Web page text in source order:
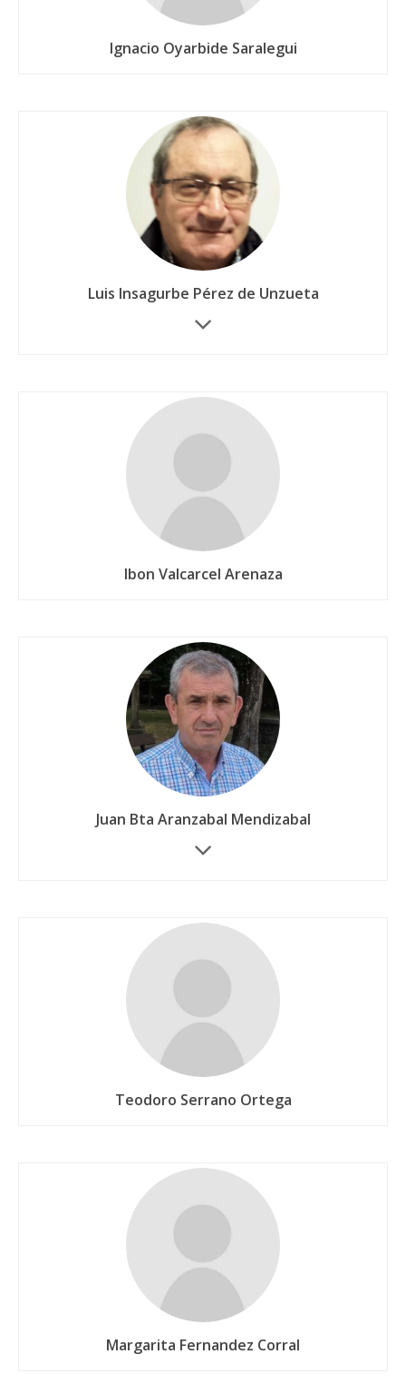
Ignacio Oyarbide Saralegui
Luis Insagurbe Pérez de Unzueta
Ibon Valcarcel Arenaza
Juan Bta Aranzabal Mendizabal
Teodoro Serrano Ortega
Margarita Fernandez Corral